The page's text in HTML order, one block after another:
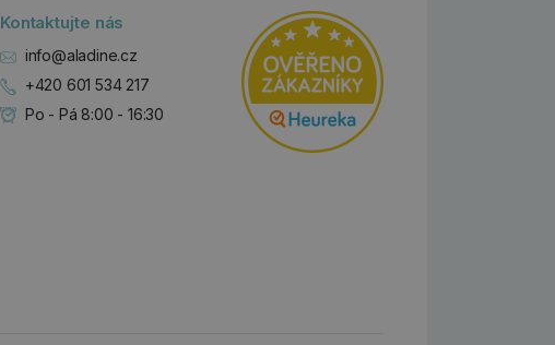
Kontaktujte nás
info@aladine.cz
+420 601 534 217
Po - Pá 8:00 - 16:30